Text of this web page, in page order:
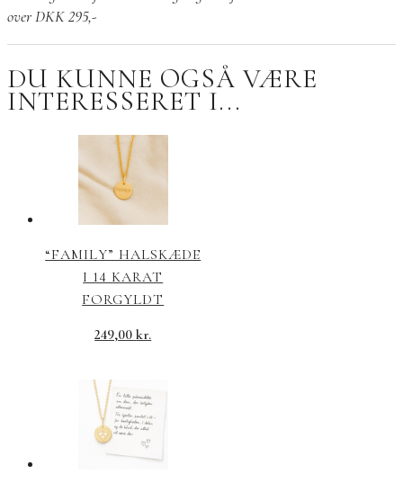
hjerte
over DKK 295,-
DU KUNNE OGSÅ VÆRE
INTERESSERET I...
“FAMILY” HALSKÆDE
I 14 KARAT
FORGYLDT
249,00kr.